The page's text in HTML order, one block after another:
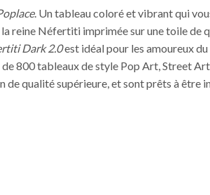
. Un tableau coloré et vibrant qui
reine Néfertiti imprimée sur une toile de
Dark 2.0est idéal pour les amoureux
800 tableaux de style Pop Art, Street
qualité supérieure, et sont prêts à être